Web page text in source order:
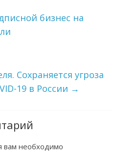
бизнес на
Сохраняется угроза
19 в России →
вам необходимо